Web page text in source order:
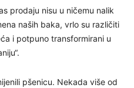
prodaju nisu u ničemu nalik
naših baka, vrlo su različiti
i potpuno transformirani u
pšenicu. Nekada više od